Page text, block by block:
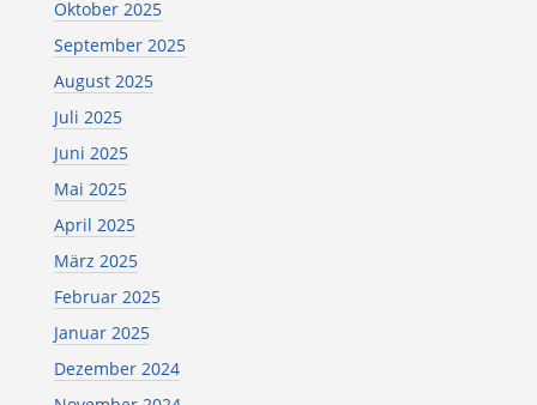
Oktober 2025
September 2025
August 2025
Juli 2025
Juni 2025
Mai 2025
April 2025
März 2025
Februar 2025
Januar 2025
Dezember 2024